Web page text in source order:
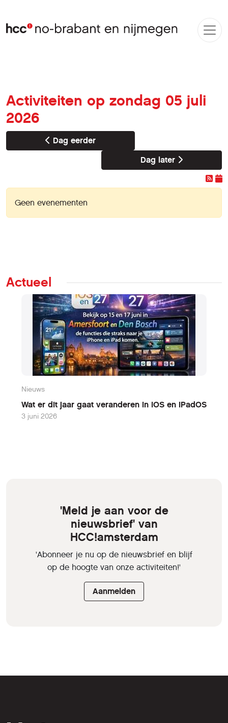
Activiteiten op zondag 05 juli
2026
Dag eerder
Dag later
Geen evenementen
Actueel
Nieuws
Wat er dit jaar gaat veranderen in iOS en iPadOS
3 juni 2026
'Meld je aan voor de
nieuwsbrief' van
HCC!amsterdam
'Abonneer je nu op de nieuwsbrief en blijf
op de hoogte van onze activiteiten!'
Aanmelden